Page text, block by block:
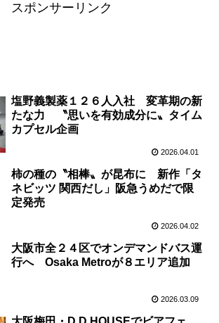
スポンサーリンク
塩野義製薬１２６人入社 変革期の新
たな力 〝思いを有効成分に〟タイム
カプセル企画
2026.04.01
柿の種の〝相棒〟が昆布に 新作「タ
ネビッツ 関西だし」阪急うめだで限
定発売
2026.04.02
大阪市全２４区でオンデマンドバス運
行へ Osaka Metroが８エリア追加
2026.03.09